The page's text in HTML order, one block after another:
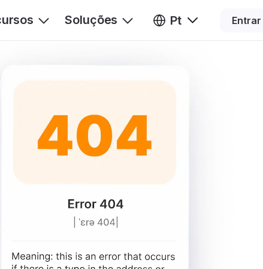
Soluções Pt Entrar